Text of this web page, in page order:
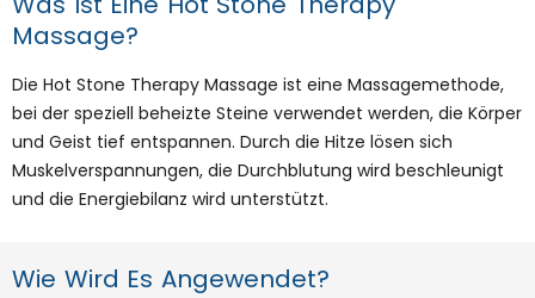
Massage?
Die Hot Stone Therapy Massage ist eine Massagemethode,
bei der speziell beheizte Steine verwendet werden, die Körper
und Geist tief entspannen. Durch die Hitze lösen sich
Muskelverspannungen, die Durchblutung wird beschleunigt
und die Energiebilanz wird unterstützt.
Wie Wird Es Angewendet?